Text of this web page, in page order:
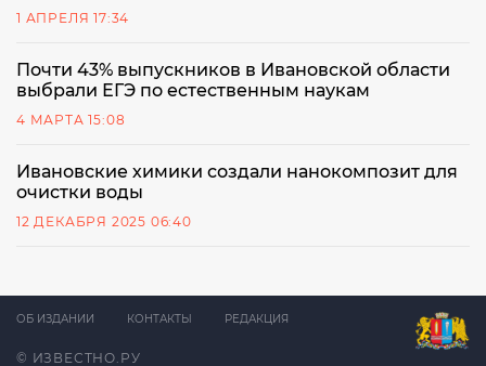
1 АПРЕЛЯ 17:34
Почти 43% выпускников в Ивановской области
выбрали ЕГЭ по естественным наукам
4 МАРТА 15:08
Ивановские химики создали нанокомпозит для
очистки воды
12 ДЕКАБРЯ 2025 06:40
© ИЗВЕСТНО.РУ
ОБ ИЗДАНИИ КОНТАКТЫ РЕДАКЦИЯ